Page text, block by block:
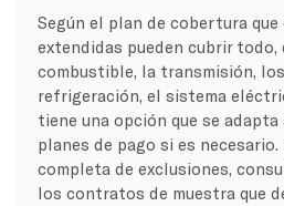
Según el plan de cobertura
extendidas pueden cubrir todo,
combustible, la transmisión,
refrigeración, el sistema
tiene una opción que se
planes de pago si es
completa de exclusiones,
los contratos de muestra que